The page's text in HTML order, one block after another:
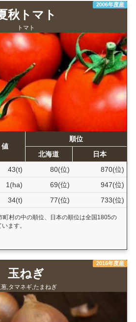
2006年度産
秋トマト
トマト
値
順位
北海道
日本
43(t) 80(位)
870(位)
1(ha) 69(位)
947(位)
34(t) 77(位) 733(位)
町村の中の順位、日本の順位は全国1805の
ます。
2016年度産
玉ねぎ
葱,タマネギ,たまねぎ